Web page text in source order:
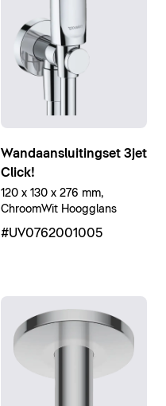
Wandaansluitingset 3jet
Click!
120 x 130 x 276 mm,
ChroomWit Hoogglans
#UV0762001005